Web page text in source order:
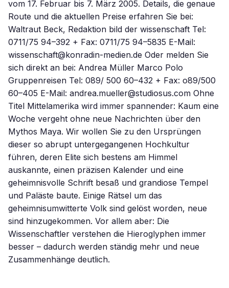
vom 17. Februar bis 7. März 2005. Details, die genaue
Route und die aktuellen Preise erfahren Sie bei:
Waltraut Beck, Redaktion bild der wissenschaft Tel:
0711/75 94–392 + Fax: 0711/75 94–5835 E-Mail:
wissenschaft@konradin-medien.de Oder melden Sie
sich direkt an bei: Andrea Müller Marco Polo
Gruppenreisen Tel: 089/ 500 60–432 + Fax: o89/500
60–405 E-Mail: andrea.mueller@studiosus.com Ohne
Titel Mittelamerika wird immer spannender: Kaum eine
Woche vergeht ohne neue Nachrichten über den
Mythos Maya. Wir wollen Sie zu den Ursprüngen
dieser so abrupt untergegangenen Hochkultur
führen, deren Elite sich bestens am Himmel
auskannte, einen präzisen Kalender und eine
geheimnisvolle Schrift besaß und grandiose Tempel
und Paläste baute. Einige Rätsel um das
geheimnisumwitterte Volk sind gelöst worden, neue
sind hinzugekommen. Vor allem aber: Die
Wissenschaftler verstehen die Hieroglyphen immer
besser – dadurch werden ständig mehr und neue
Zusammenhänge deutlich.